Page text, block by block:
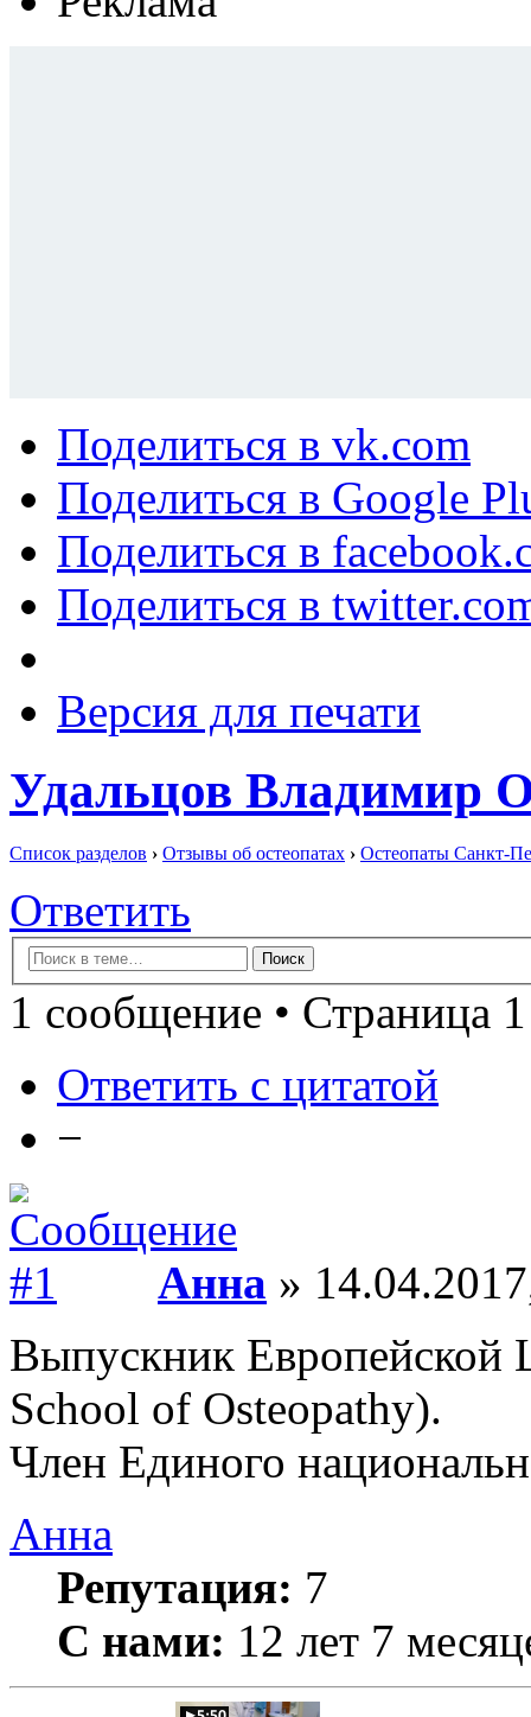
Поделиться в vk.com
Поделиться в Google
Поделиться в
Поделиться в
Версия для печати
Удальцов Владимир
Список разделов › Отзывы об остеопатах › Остеопаты Санкт-
Ответить
1 сообщение • Страница
Ответить с цитатой
−
Анна »
Выпускник Европейской
School of Osteopathy).
Член Единого
Анна
Репутация: 7
С нами: 12 лет 7